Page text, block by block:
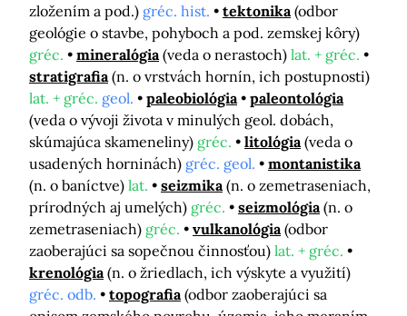
zložením a pod.) gréc. hist. tektonika (odbor
geológie o stavbe, pohyboch a pod. zemskej kôry)
gréc.
mineralógia (veda o nerastoch) lat. + gréc.
stratigrafia (n. o vrstvách hornín, ich postupnosti)
lat. + gréc. geol. paleobiológia
paleontológia
(veda o vývoji života v minulých geol. dobách,
skúmajúca skameneliny) gréc. litológia (veda o
usadených horninách) gréc. geol.
montanistika
(n. o baníctve) lat. seizmika (n. o zemetraseniach,
prírodných aj umelých) gréc. seizmológia (n. o
zemetraseniach) gréc. vulkanológia (odbor
zaoberajúci sa sopečnou činnosťou) lat. + gréc.
krenológia (n. o žriedlach, ich výskyte a využití)
gréc. odb.
topografia (odbor zaoberajúci sa